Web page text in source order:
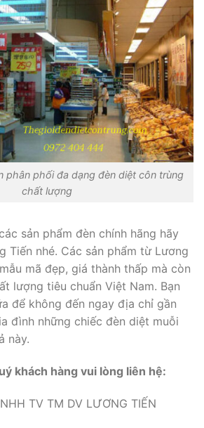
phân phối đa dạng đèn diệt côn trùng
chất lượng
sản phẩm đèn chính hãng hãy
Tiến nhé. Các sản phẩm từ Lương
mã đẹp, giá thành thấp mà còn
lượng tiêu chuẩn Việt Nam. Bạn
để không đến ngay địa chỉ gần
đình những chiếc đèn diệt muỗi
này.
khách hàng vui lòng liên hệ:
TV TM DV LƯƠNG TIẾN